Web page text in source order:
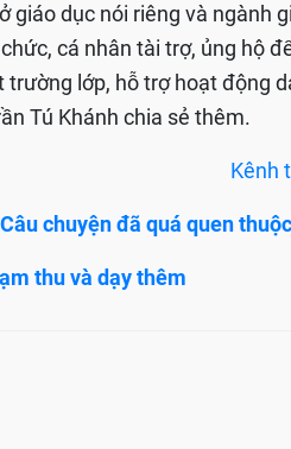
giáo dục nói riêng và ngành
cá nhân tài trợ, ủng hộ
lớp, hỗ trợ hoạt động
Tú Khánh chia sẻ thêm.
Kênh
chuyện đã quá quen
thu và dạy thêm